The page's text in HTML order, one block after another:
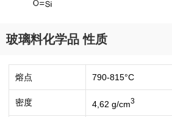
玻璃料化学品 性质
熔点 790-815°C
密度 4,62 g/cm3